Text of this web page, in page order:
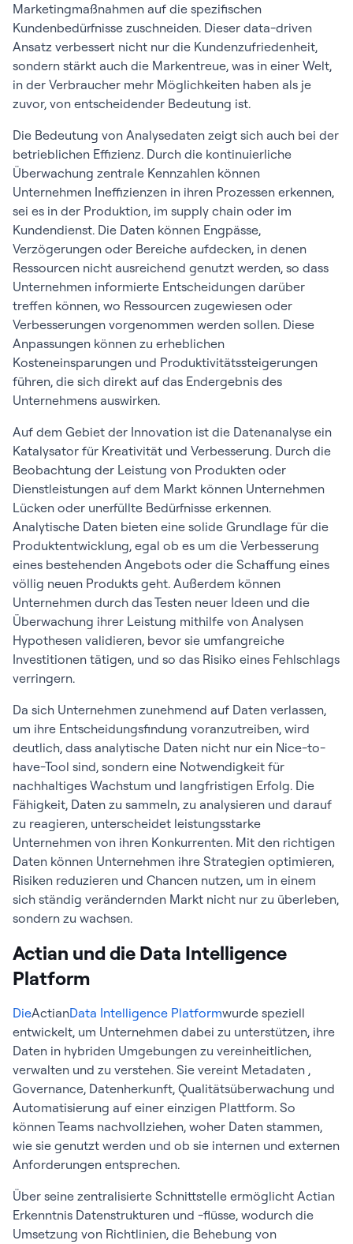
Marketingmaßnahmen auf die spezifischen
Kundenbedürfnisse zuschneiden. Dieser data-driven
Ansatz verbessert nicht nur die Kundenzufriedenheit,
sondern stärkt auch die Markentreue, was in einer Welt,
in der Verbraucher mehr Möglichkeiten haben als je
zuvor, von entscheidender Bedeutung ist.
Die Bedeutung von Analysedaten zeigt sich auch bei der
betrieblichen Effizienz. Durch die kontinuierliche
Überwachung zentrale Kennzahlen können
Unternehmen Ineffizienzen in ihren Prozessen erkennen,
sei es in der Produktion, im supply chain oder im
Kundendienst. Die Daten können Engpässe,
Verzögerungen oder Bereiche aufdecken, in denen
Ressourcen nicht ausreichend genutzt werden, so dass
Unternehmen informierte Entscheidungen darüber
treffen können, wo Ressourcen zugewiesen oder
Verbesserungen vorgenommen werden sollen. Diese
Anpassungen können zu erheblichen
Kosteneinsparungen und Produktivitätssteigerungen
führen, die sich direkt auf das Endergebnis des
Unternehmens auswirken.
Auf dem Gebiet der Innovation ist die Datenanalyse ein
Katalysator für Kreativität und Verbesserung. Durch die
Beobachtung der Leistung von Produkten oder
Dienstleistungen auf dem Markt können Unternehmen
Lücken oder unerfüllte Bedürfnisse erkennen.
Analytische Daten bieten eine solide Grundlage für die
Produktentwicklung, egal ob es um die Verbesserung
eines bestehenden Angebots oder die Schaffung eines
völlig neuen Produkts geht. Außerdem können
Unternehmen durch das Testen neuer Ideen und die
Überwachung ihrer Leistung mithilfe von Analysen
Hypothesen validieren, bevor sie umfangreiche
Investitionen tätigen, und so das Risiko eines Fehlschlags
verringern.
Da sich Unternehmen zunehmend auf Daten verlassen,
um ihre Entscheidungsfindung voranzutreiben, wird
deutlich, dass analytische Daten nicht nur ein Nice-to-
have-Tool sind, sondern eine Notwendigkeit für
nachhaltiges Wachstum und langfristigen Erfolg. Die
Fähigkeit, Daten zu sammeln, zu analysieren und darauf
zu reagieren, unterscheidet leistungsstarke
Unternehmen von ihren Konkurrenten. Mit den richtigen
Daten können Unternehmen ihre Strategien optimieren,
Risiken reduzieren und Chancen nutzen, um in einem
sich ständig verändernden Markt nicht nur zu überleben,
sondern zu wachsen.
Actian und die Data Intelligence
Platform
DieActianData Intelligence Platformwurde speziell
entwickelt, um Unternehmen dabei zu unterstützen, ihre
Daten in hybriden Umgebungen zu vereinheitlichen,
verwalten und zu verstehen. Sie vereint Metadaten ,
Governance, Datenherkunft, Qualitätsüberwachung und
Automatisierung auf einer einzigen Plattform. So
können Teams nachvollziehen, woher Daten stammen,
wie sie genutzt werden und ob sie internen und externen
Anforderungen entsprechen.
Über seine zentralisierte Schnittstelle ermöglicht Actian
Erkenntnis Datenstrukturen und -flüsse, wodurch die
Umsetzung von Richtlinien, die Behebung von